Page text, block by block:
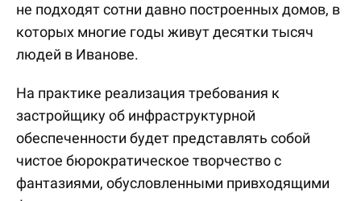
не подходят сотни давно построенных домов, в
которых многие годы живут десятки тысяч
людей в Иванове.
На практике реализация требования к
застройщику об инфраструктурной
обеспеченности будет представлять собой
чистое бюрократическое творчество с
фантазиями, обусловленными привходящими